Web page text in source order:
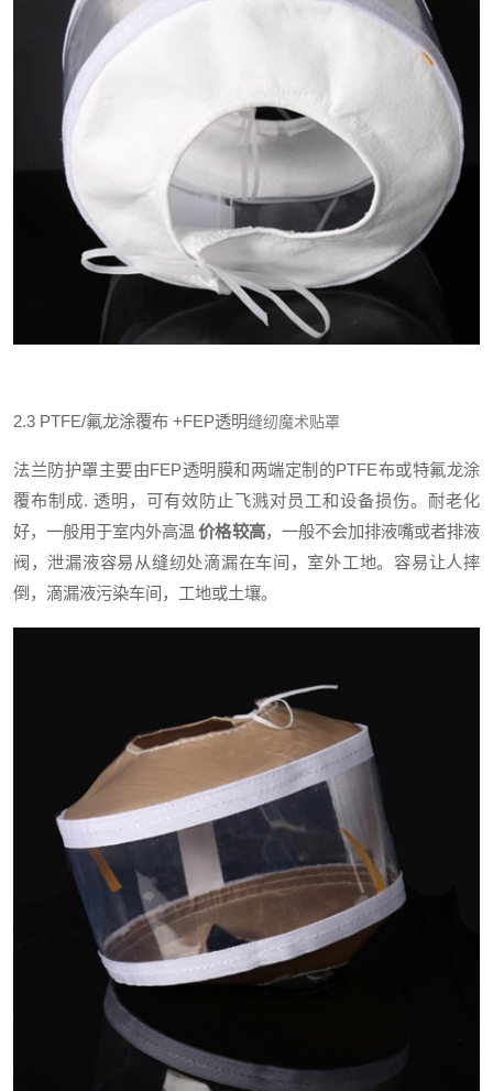
2.3 PTFE/氟龙涂覆布 +FEP透明缝纫魔术贴罩
法兰防护罩主要由FEP透明膜和两端定制的PTFE布或特氟龙涂
覆布制成. 透明，可有效防止飞溅对员工和设备损伤。耐老化
好，一般用于室内外高温 价格较高，一般不会加排液嘴或者排液
阀，泄漏液容易从缝纫处滴漏在车间，室外工地。容易让人摔
倒，滴漏液污染车间，工地或土壤。